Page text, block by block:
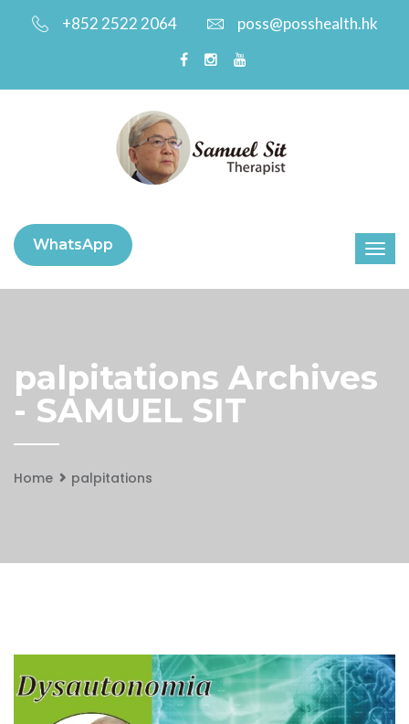
+852 2522 2064 poss@posshealth.hk
WhatsApp
palpitations Archives
- SAMUEL SIT
Home palpitations